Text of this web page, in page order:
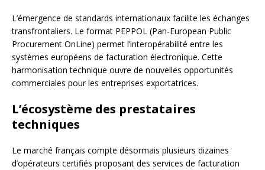
L’émergence de standards internationaux facilite les échanges
transfrontaliers. Le format PEPPOL (Pan-European Public
Procurement OnLine) permet l’interopérabilité entre les
systèmes européens de facturation électronique. Cette
harmonisation technique ouvre de nouvelles opportunités
commerciales pour les entreprises exportatrices.
L’écosystème des prestataires
techniques
Le marché français compte désormais plusieurs dizaines
d’opérateurs certifiés proposant des services de facturation